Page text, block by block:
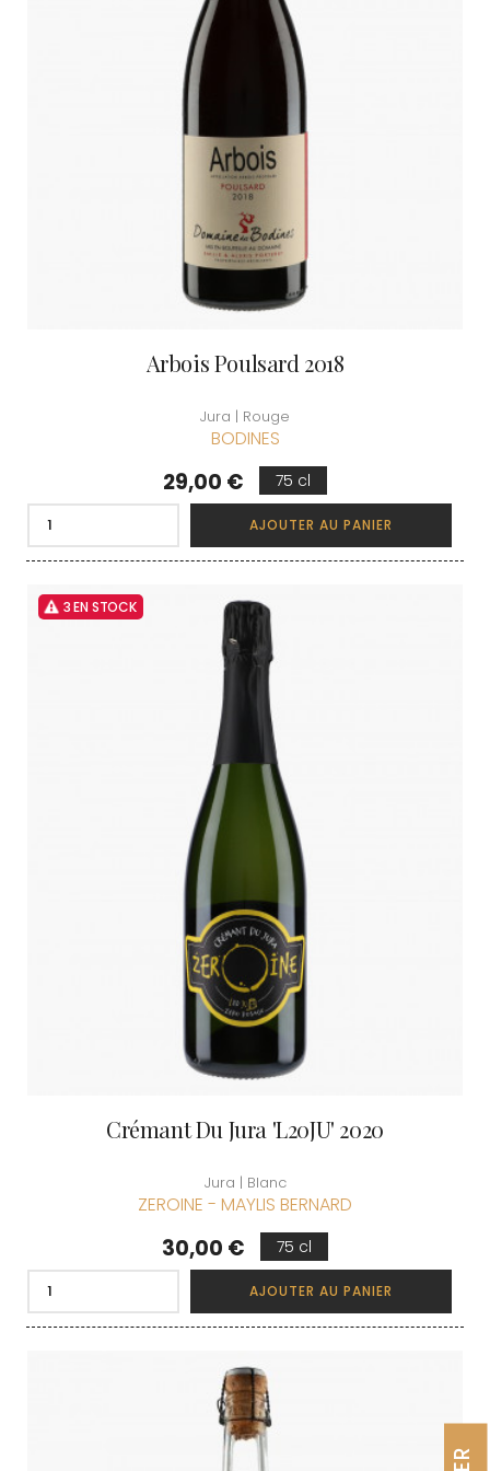
Arbois Poulsard 2018
Jura | Rouge
BODINES
Prix
29,00 € 75 cl
AJOUTER AU PANIER
3 EN STOCK
Crémant Du Jura 'L20JU' 2020
Jura | Blanc
ZEROINE - MAYLIS BERNARD
Prix
30,00 € 75 cl
AJOUTER AU PANIER